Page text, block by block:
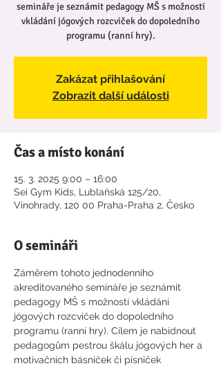
semináře je seznámit pedagogy MŠ s možností
vkládání jógových rozcviček do dopoledního
programu (ranní hry).
Zakázat přihlašování
Zobrazit další události
Čas a místo konání
15. 3. 2025 9:00 – 16:00
Sei Gym Kids, Lublaňská 125/20,
Vinohrady, 120 00 Praha-Praha 2, Česko
O semináři
Záměrem tohoto jednodenního
akreditovaného semináře je seznámit
pedagogy MŠ s možností vkládání
jógových rozcviček do dopoledního
programu (ranní hry). Cílem je nabídnout
pedagogům pestrou škálu jógových her a
motivačních básniček či písniček